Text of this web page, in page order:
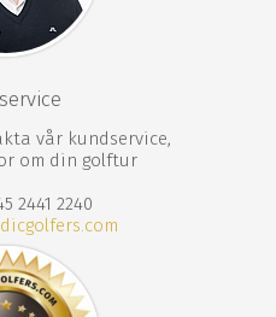
vår kundservice,
om din golftur
2441 2240